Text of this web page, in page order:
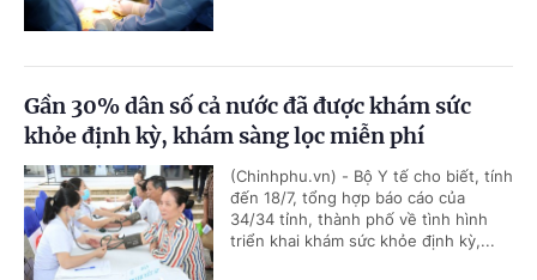
Gần 30% dân số cả nước đã được khám sức
khỏe định kỳ, khám sàng lọc miễn phí
(Chinhphu.vn) - Bộ Y tế cho biết, tính
đến 18/7, tổng hợp báo cáo của
34/34 tỉnh, thành phố về tình hình
triển khai khám sức khỏe định kỳ,...